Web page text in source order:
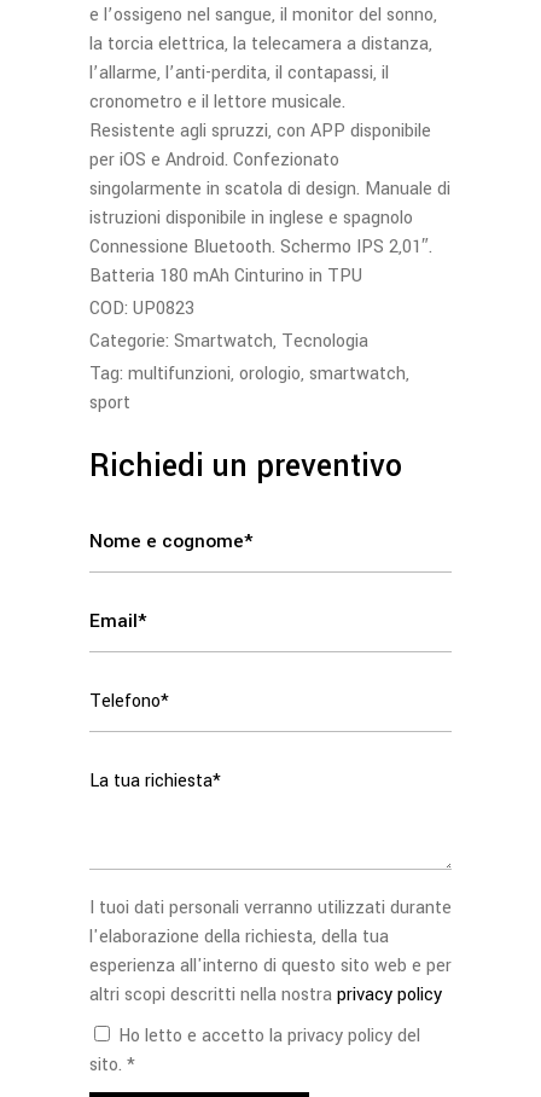
e l’ossigeno nel sangue, il monitor del sonno,
la torcia elettrica, la telecamera a distanza,
l’allarme, l’anti-perdita, il contapassi, il
cronometro e il lettore musicale.
Resistente agli spruzzi, con APP disponibile
per iOS e Android. Confezionato
singolarmente in scatola di design. Manuale di
istruzioni disponibile in inglese e spagnolo
Connessione Bluetooth. Schermo IPS 2,01″.
Batteria 180 mAh Cinturino in TPU
COD: UP0823
Categorie: Smartwatch, Tecnologia
Tag: multifunzioni, orologio, smartwatch,
sport
Richiedi un preventivo
I tuoi dati personali verranno utilizzati durante
l'elaborazione della richiesta, della tua
esperienza all'interno di questo sito web e per
altri scopi descritti nella nostraprivacy policy
Ho letto e accetto la privacy policy del
sito. *